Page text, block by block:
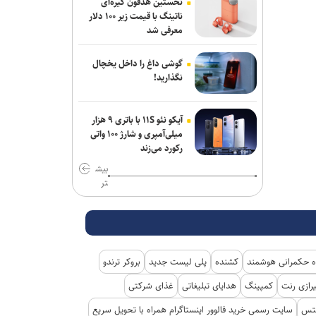
مقام یمنی: عربستان از قدرت نظامی صنعا
وحشت دارد
سقوط آراء مرتبط با حزب نتانیاهو در آستانه
انتخابات کنست
سناتور آمریکایی: جنگ غیرقانونی ترامپ
علیه ایران باید فوراً متوقف شود
مخبر: قلمِ خبرنگارِ ایرانی از سلاح دشمن
ادعای حکومت جولانی درباره خنثی‌سازی
عملیات داعش در دمشق
یورش صهیونیست‌ها به چند منطقه در
کرانه باختری
ناتینگ با قیمت زیر ۱۰۰ دلار
معرفی شد
گوشی داغ را داخل یخچال
نگذارید!
آیکو نئو ۱۱S با باتری ۹ هزار
میلی‌آمپری و شارژ ۱۰۰ واتی
رکورد می‌زند
بیش
تر
حکمرانی هوشمند کشنده پلی لیست جدید
بروکر ترندو
رنت کمپینگ هدایای تبلیغاتی
غذای شرکتی
سایت رسمی خرید فالوور اینستاگرام همراه با تحویل سریع